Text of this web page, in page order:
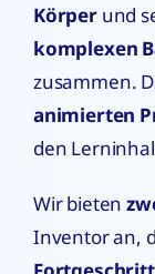
Körperund
komplexen
zusammen.
animierten
den
Wir bieten
Inventor an,